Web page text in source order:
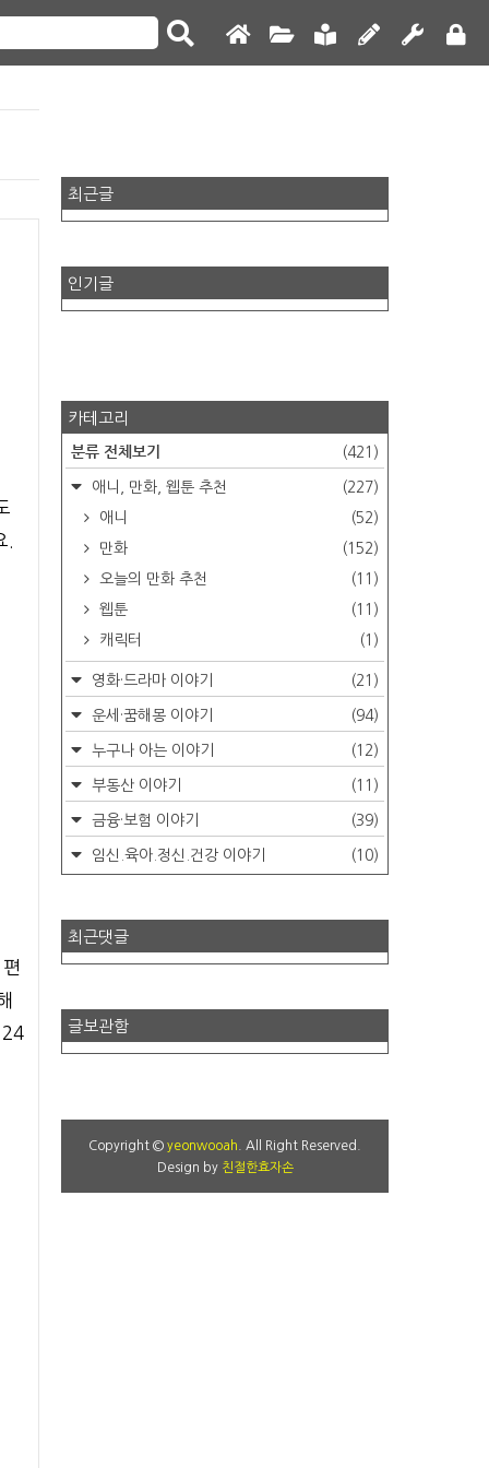
24
최근글
인기글
카테고리
분류 전체보기 (421)
애니, 만화, 웹툰 추천
(227)
애니
(52)
만화
(152)
오늘의 만화 추천
(11)
웹툰
(11)
캐릭터
(1)
영화·드라마 이야기 (21)
운세·꿈해몽 이야기 (94)
누구나 아는 이야기 (12)
부동산 이야기 (11)
금융·보험 이야기 (39)
임신.육아.정신.건강 이야기 (10)
최근댓글
글보관함
Copyright ©yeonwooah . All Right Reserved.
Design by 친절한효자손